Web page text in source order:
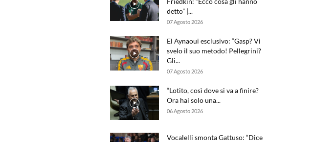
detto” |...
07 Agosto 2026
El Aynaoui esclusivo: “Gasp? Vi
svelo il suo metodo! Pellegrini?
Gli...
07 Agosto 2026
“Lotito, così dove si va a finire?
Ora hai solo una...
06 Agosto 2026
Vocalelli smonta Gattuso: “Dice